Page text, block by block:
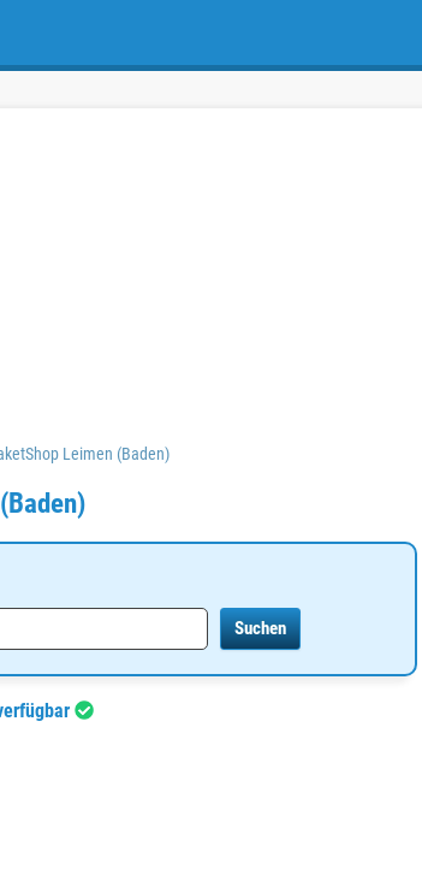
Leimen (Baden)